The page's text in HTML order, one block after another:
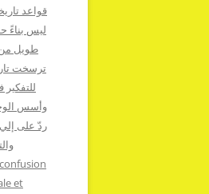
قواعد
ليس بناءً
طويل من
ترسخت
للتفكير
وأسس
ردّ على إلي
et